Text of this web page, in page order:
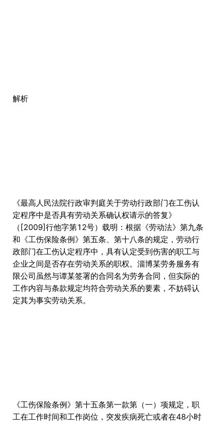
解析
《最高人民法院行政审判庭关于劳动行政部门在工伤认
定程序中是否具有劳动关系确认权请示的答复》
（[2009]行他字第12号）载明：根据《劳动法》第九条
和《工伤保险条例》第五条、第十八条的规定，劳动行
政部门在工伤认定程序中，具有认定受到伤害的职工与
企业之间是否存在劳动关系的职权。淄博某劳务服务有
限公司虽然与谭某签署的合同名为劳务合同，但实际的
工作内容与条款规定均符合劳动关系的要素，不妨碍认
定其为事实劳动关系。
《工伤保险条例》第十五条第一款第（一）项规定，职
工在工作时间和工作岗位，突发疾病死亡或者在48小时